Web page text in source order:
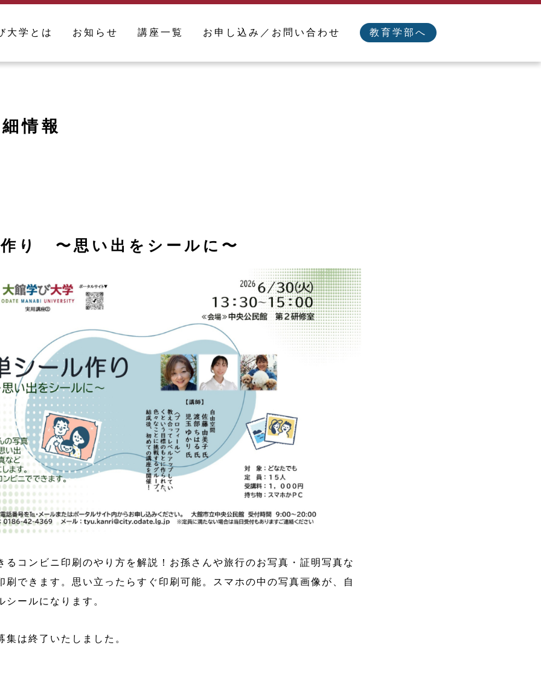
大学とは お知らせ 講座一覧 お申し込み／お問い合わせ 教育学部へ
情報
り 〜思い出をシールに〜
コンビニ印刷のやり方を解説！お孫さんや旅行のお写真・証明写真な
刷できます。思い立ったらすぐ印刷可能。スマホの中の写真画像が、自
シールになります。
集は終了いたしました。